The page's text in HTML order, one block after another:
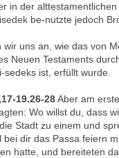
in der
be-nutzte jedoch
wir uns an, wie das von
Neuen Testaments
sedeks ist, erfüllt wurde.
19.26-28Aber am
Wo willst du, dass
Stadt zu einem und
bei dir das Passa feiern
hatte, und bereiteten